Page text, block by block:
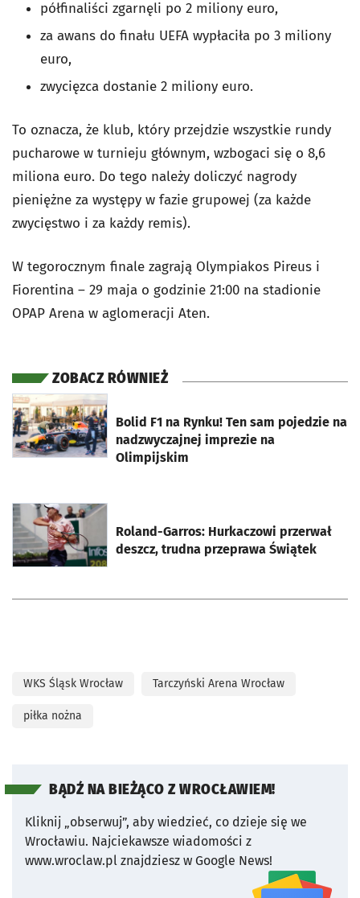
półfinaliści zgarnęli po 2 miliony euro,
za awans do finału UEFA wypłaciła po 3 miliony
euro,
zwycięzca dostanie 2 miliony euro.
To oznacza, że klub, który przejdzie wszystkie rundy
pucharowe w turnieju głównym, wzbogaci się o 8,6
miliona euro. Do tego należy doliczyć nagrody
pieniężne za występy w fazie grupowej (za każde
zwycięstwo i za każdy remis).
W tegorocznym finale zagrają Olympiakos Pireus i
Fiorentina – 29 maja o godzinie 21:00 na stadionie
OPAP Arena w aglomeracji Aten.
ZOBACZ RÓWNIEŻ
Bolid F1 na Rynku! Ten sam pojedzie na
nadzwyczajnej imprezie na
Olimpijskim
otworzy się w nowej karcie
Roland-Garros: Hurkaczowi przerwał
deszcz, trudna przeprawa Świątek
otworzy się w nowej karcie
WKS Śląsk Wrocław Tarczyński Arena Wrocław
piłka nożna
BĄDŹ NA BIEŻĄCO Z WROCŁAWIEM!
Kliknij „obserwuj”, aby wiedzieć, co dzieje się we
Wrocławiu. Najciekawsze wiadomości z
www.wroclaw.pl znajdziesz w Google News!